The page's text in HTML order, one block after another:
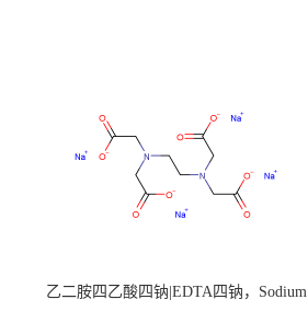
乙二胺四乙酸四钠|EDTA四钠，Sodium